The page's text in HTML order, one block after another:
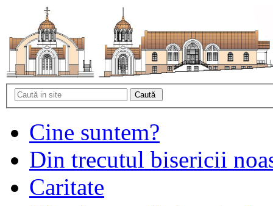
Cine suntem?
Din trecutul bisericii
Caritate